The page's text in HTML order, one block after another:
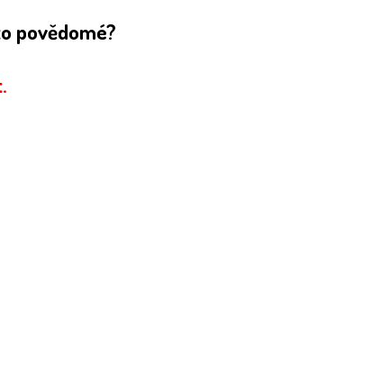
povědomé?